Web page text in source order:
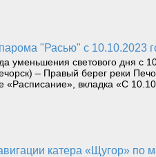
"Расью" с 10.10.2023
уменьшения светового дня с
– Правый берег реки
«Расписание», вкладка «С
катера «Щугор»